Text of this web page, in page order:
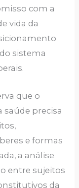
com a
vida da
sistema
que o
saúde precisa
e formas
a análise
entre sujeitos
da